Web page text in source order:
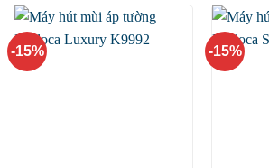
-15% -15%